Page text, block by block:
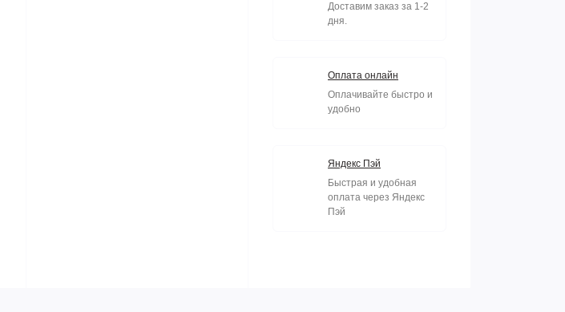
Доставим заказ за 1-2
дня.
Оплата онлайн
Оплачивайте быстро и
удобно
Яндекс Пэй
Быстрая и удобная
оплата через Яндекс
Пэй